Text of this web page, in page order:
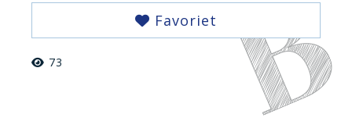
Favoriet
73